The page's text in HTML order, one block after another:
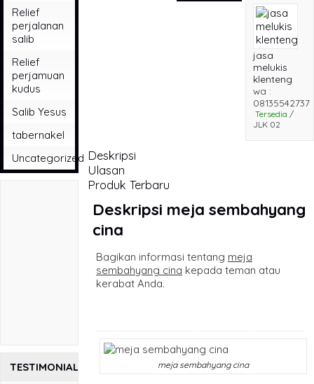
jasa
melukis
klenteng
wa :
Tersedia /
JLK 02
Deskripsi
Ulasan
Produk Terbaru
Deskripsi meja sembahyang
cina
Bagikan informasi tentang meja
sembahyang cina kepada teman atau
kerabat Anda.
meja sembahyang cina
Relief
perjalanan
salib
Relief
perjamuan
kudus
Salib Yesus
tabernakel
Uncategorized
TESTIMONIAL